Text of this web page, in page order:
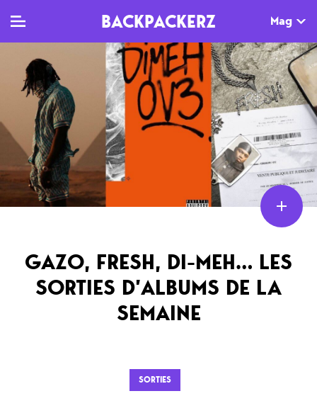
BACKPACKERZ Mag
TV
Clips
Live
Documentaires
MAG
Dossiers
Sorties
Newsletter
AGENDA
Paris
Festivals
GAZO, FRESH, DI-MEH… LES
SORTIES D’ALBUMS DE LA
SEMAINE
SORTIES